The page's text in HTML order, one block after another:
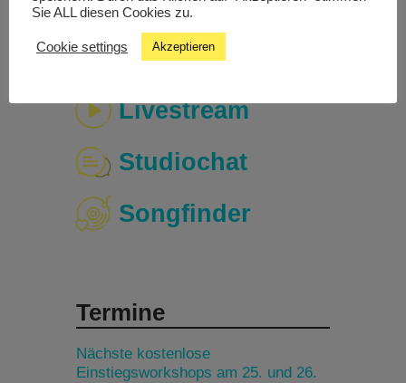
Livestream
Studiochat
Songfinder
Termine
Nächste kostenlose
Einstiegsworkshops am 25. und 26.
Sie ALL diesen Cookies zu.
Cookie settings Akzeptieren